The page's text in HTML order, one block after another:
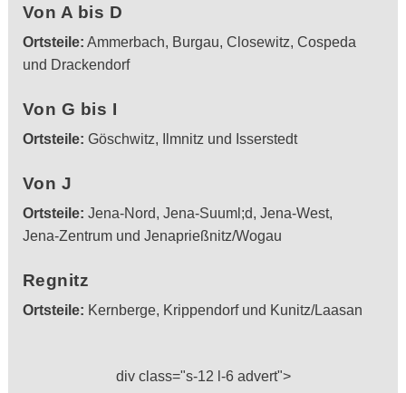
Von A bis D
Ortsteile: Ammerbach, Burgau, Closewitz, Cospeda
und Drackendorf
Von G bis I
Ortsteile: Göschwitz, Ilmnitz und Isserstedt
Von J
Ortsteile: Jena-Nord, Jena-Suuml;d, Jena-West,
Jena-Zentrum und Jenaprießnitz/Wogau
Regnitz
Ortsteile: Kernberge, Krippendorf und Kunitz/Laasan
div class="s-12 l-6 advert">